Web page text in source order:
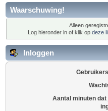
Waarschuwing!
Alleen
Log hieronder in of klik op deze
Inloggen
Aantal minuten dat